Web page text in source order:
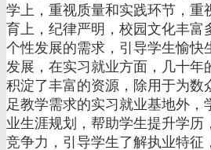
学上，重视质量和实践环节，重
育上，纪律严明，校园文化丰富
个性发展的需求，引导学生愉快
发展，在实习就业方面，几十年
积淀了丰富的资源，除用于为数
足教学需求的实习就业基地外，
业生涯规划，帮助学生提升学历
竞争力，引导学生了解执业特征